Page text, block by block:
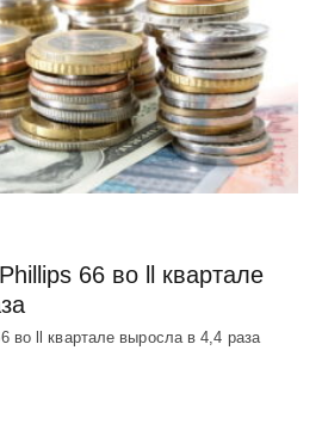
66 во ll квартале
во ll квартале выросла в 4,4 раза